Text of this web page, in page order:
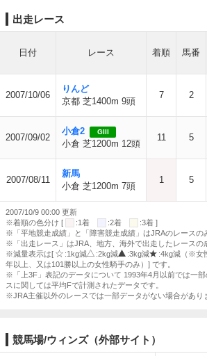
出走レース
日付 レース 着順 馬番
2007/10/06
りんど
京都 芝1400m 9頭
7 2
2007/09/02
小倉2 GIII
小倉 芝1200m 12頭
11 5
2007/08/11
新馬
小倉 芝1200m 7頭
1 5
2007/10/9 00:00 更新
※着順の色分け [
:1着 :2着
:3着 ]
※「平地競走成績」と「障害競走成績」はJRAのレースの
※「出走レース」はJRA、地方、海外で出走したレースの
※減量表示は[
:1kg減 :2kg減 :3kg減 :4kg減（※女
年以上、又は101勝以上の女性騎手のみ）] です。
※「上3F」表記のデータについて 1993年4月以前では一
スに関しては平均Fで計測されたデータです。
※JRA主催以外のレースでは一部データがない場合があり
競馬場/ウィンズ（外部サイト）